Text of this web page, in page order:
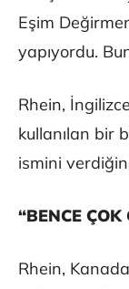
Eşim
yapıyordu.
Rhein,
kullanılan bir
ismini
“BENCE
Rhein,